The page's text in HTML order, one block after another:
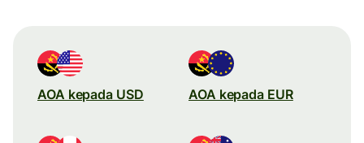
AOA kepada USD AOA kepada EUR